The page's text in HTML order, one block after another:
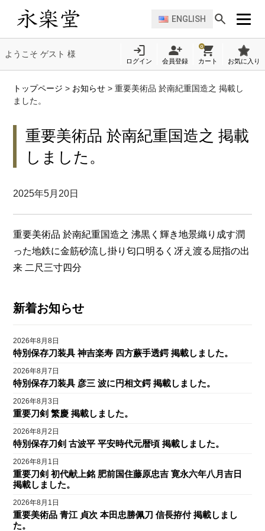
ENGLISH
ようこそ ゲスト 様
ログイン 会員登録
0
カート お気に入り
トップページ > お知らせ >重要美術品 於南紀重国造之 掲載し
ました。
重要美術品 於南紀重国造之 掲載
しました。
2025年5月20日
重要美術品 於南紀重国造之 沸黒く輝き地景織り成す潤
った地鉄に金筋砂流し掛り匂口明るく冴え渡る屈指の出
来 二尺三寸四分
新着お知らせ
2026年8月8日
特別保存刀装具 神吉楽寿 四方蕨手透鍔 掲載しました。
2026年8月7日
特別保存刀装具 彦三 波に円相文鍔 掲載しました。
2026年8月3日
重要刀剣 繁慶 掲載しました。
2026年8月2日
特別保存刀剣 古波平 平安時代元暦頃 掲載しました。
2026年8月1日
重要刀剣 初代献上銘 肥前国住藤原忠吉 寛永六年八月吉日
掲載しました。
2026年8月1日
重要美術品 青江 貞次 本田忠勝佩刀 信長拵付 掲載しまし
た。